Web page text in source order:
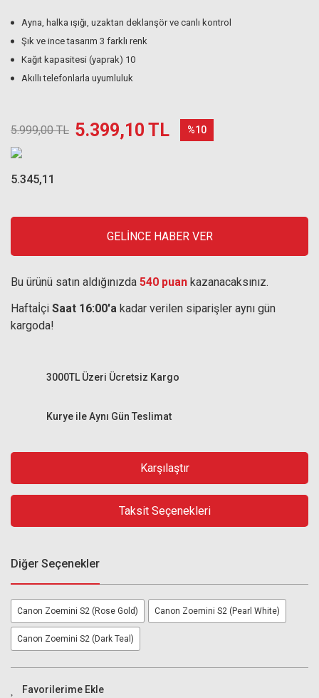
Ayna, halka ışığı, uzaktan deklanşör ve canlı kontrol
Şık ve ince tasarım 3 farklı renk
Kağıt kapasitesi (yaprak) 10
Akıllı telefonlarla uyumluluk
5.999,00 TL 5.399,10 TL %10
5.345,11
GELİNCE HABER VER
Bu ürünü satın aldığınızda 540 puan kazanacaksınız.
Haftaİçi Saat 16:00'a kadar verilen siparişler aynı gün
kargoda!
Kurye ile Aynı Gün Teslimat
3000TL Üzeri Ücretsiz Kargo
Karşılaştır
Taksit Seçenekleri
Diğer Seçenekler
Canon Zoemini S2 (Rose Gold) Canon Zoemini S2 (Pearl White)
Canon Zoemini S2 (Dark Teal)